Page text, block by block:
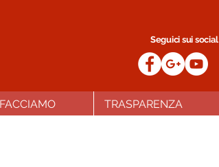
TRASPARENZA
Seguici sui social